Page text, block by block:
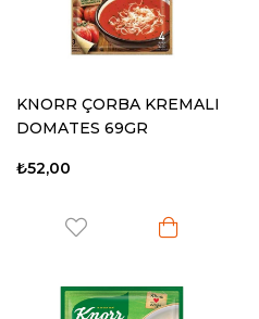
KNORR ÇORBA KREMALI
DOMATES 69GR
₺52,00